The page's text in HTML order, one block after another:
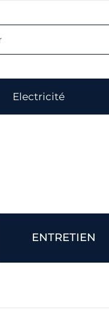
Electricité
ENTRETIEN